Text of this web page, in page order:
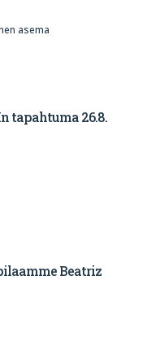
asema
tapahtuma 26.8.
Beatriz